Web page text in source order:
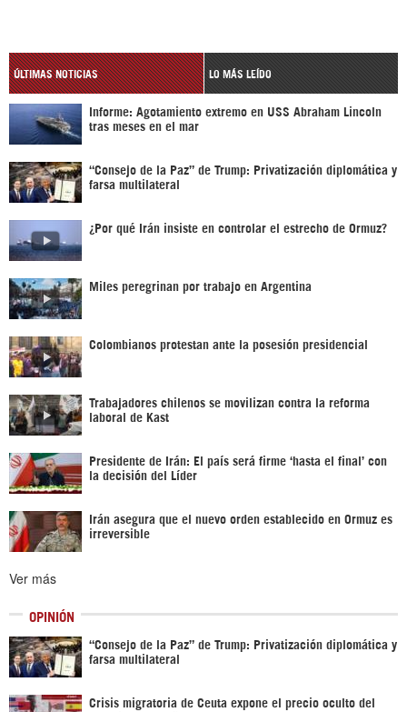
ÚLTIMAS NOTICIAS LO MÁS LEÍDO
Informe: Agotamiento extremo en USS Abraham Lincoln
tras meses en el mar
“Consejo de la Paz” de Trump: Privatización diplomática y
farsa multilateral
¿Por qué Irán insiste en controlar el estrecho de Ormuz?
Miles peregrinan por trabajo en Argentina
Colombianos protestan ante la posesión presidencial
Trabajadores chilenos se movilizan contra la reforma
laboral de Kast
Presidente de Irán: El país será firme ‘hasta el final’ con
la decisión del Líder
Irán asegura que el nuevo orden establecido en Ormuz es
irreversible
Ver más
OPINIÓN
“Consejo de la Paz” de Trump: Privatización diplomática y
farsa multilateral
Crisis migratoria de Ceuta expone el precio oculto del